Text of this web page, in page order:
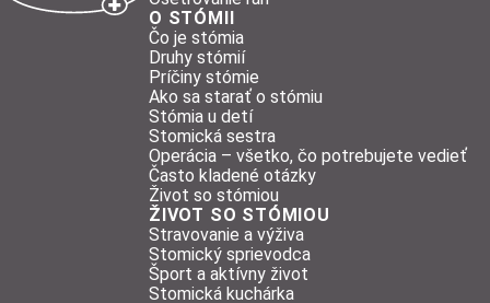
O STÓMII
Čo je stómia
Druhy stómií
Príčiny stómie
Ako sa starať o stómiu
Stómia u detí
Stomická sestra
Operácia – všetko, čo potrebujete vedieť
Často kladené otázky
Život so stómiou
ŽIVOT SO STÓMIOU
Stravovanie a výživa
Stomický sprievodca
Šport a aktívny život
Stomická kuchárka